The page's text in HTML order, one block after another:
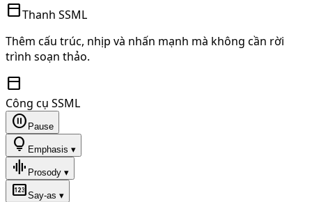
toolbarThanh SSML
Thêm cấu trúc, nhịp và nhấn mạnh mà không cần rời
trình soạn thảo.
toolbar
Công cụ SSML
pause_circle Pause
lightbulb Emphasis ▾
graphic_eq Prosody ▾
pinSay-as ▾